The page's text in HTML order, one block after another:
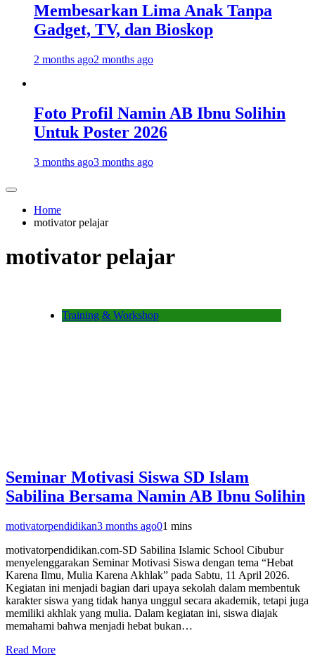
Membesarkan Lima Anak Tanpa
Gadget, TV, dan Bioskop
2 months ago2 months ago
Foto Profil Namin AB Ibnu Solihin
Untuk Poster 2026
3 months ago3 months ago
Home
motivator pelajar
motivator pelajar
Training & Workshop
Seminar Motivasi Siswa SD Islam
Sabilina Bersama Namin AB Ibnu Solihin
motivatorpendidikan3 months ago01 mins
motivatorpendidikan.com-SD Sabilina Islamic School Cibubur
menyelenggarakan Seminar Motivasi Siswa dengan tema “Hebat
Karena Ilmu, Mulia Karena Akhlak” pada Sabtu, 11 April 2026.
Kegiatan ini menjadi bagian dari upaya sekolah dalam membentuk
karakter siswa yang tidak hanya unggul secara akademik, tetapi juga
memiliki akhlak yang mulia. Dalam kegiatan ini, siswa diajak
memahami bahwa menjadi hebat bukan…
Read More